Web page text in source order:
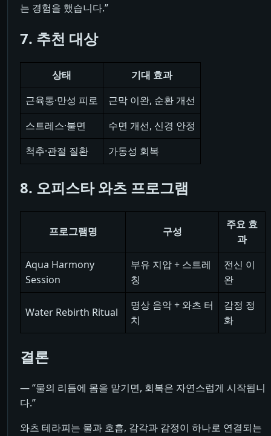
는 경험을 했습니다.”
7. 추천 대상
상태
기대 효과
근육통·만성 피로
근막 이완, 순환 개선
스트레스·불면
수면 개선, 신경 안정
척추·관절 질환
가동성 회복
8. 오피스타 와츠 프로그램
프로그램명 구성
주요 효
과
Aqua Harmony
Session
부유 지압 + 스트레
칭
전신 이
완
Water Rebirth Ritual
명상 음악 + 와츠 터
치
감정 정
화
결론
― “물의 리듬에 몸을 맡기면, 회복은 자연스럽게 시작됩니
다.”
와츠 테라피는 물과 호흡, 감각과 감정이 하나로 연결되는